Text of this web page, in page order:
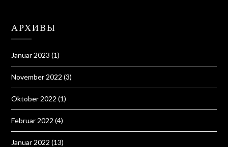
АРХИВЫ
Januar 2023 (1)
November 2022 (3)
Oktober 2022 (1)
Februar 2022 (4)
Januar 2022 (13)